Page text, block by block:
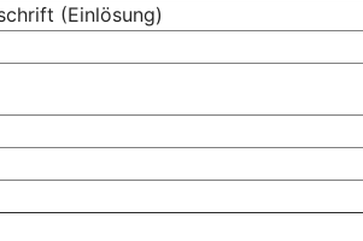
(Einlösung)